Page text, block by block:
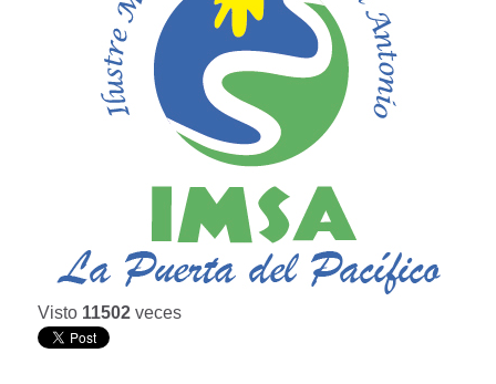
Visto 11502 veces